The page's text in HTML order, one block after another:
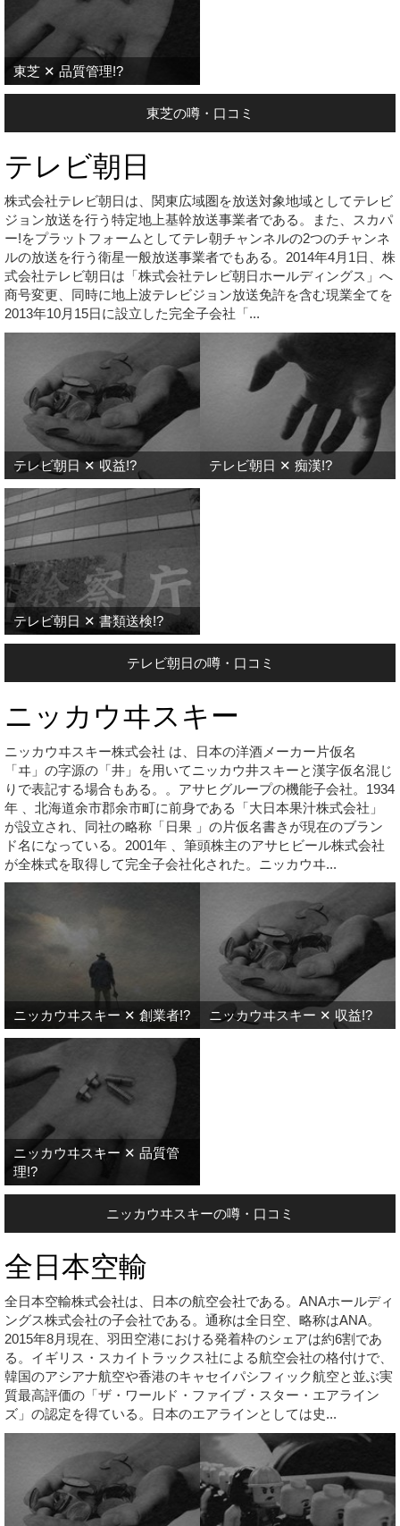
東芝 ✕ 品質管理!?
東芝の噂・口コミ
テレビ朝日
株式会社テレビ朝日は、関東広域圏を放送対象地域としてテレビ
ジョン放送を行う特定地上基幹放送事業者である。また、スカパ
ー!をプラットフォームとしてテレ朝チャンネルの2つのチャンネ
ルの放送を行う衛星一般放送事業者でもある。2014年4月1日、株
式会社テレビ朝日は「株式会社テレビ朝日ホールディングス」へ
商号変更、同時に地上波テレビジョン放送免許を含む現業全てを
2013年10月15日に設立した完全子会社「...
テレビ朝日 ✕ 収益!? テレビ朝日 ✕ 痴漢!?
テレビ朝日 ✕ 書類送検!?
テレビ朝日の噂・口コミ
ニッカウヰスキー
ニッカウヰスキー株式会社 は、日本の洋酒メーカー片仮名
「ヰ」の字源の「井」を用いてニッカウ井スキーと漢字仮名混じ
りで表記する場合もある。。アサヒグループの機能子会社。1934
年 、北海道余市郡余市町に前身である「大日本果汁株式会社」
が設立され、同社の略称「日果 」の片仮名書きが現在のブラン
ド名になっている。2001年 、筆頭株主のアサヒビール株式会社
が全株式を取得して完全子会社化された。ニッカウヰ...
ニッカウヰスキー ✕ 創業者!? ニッカウヰスキー ✕ 収益!?
ニッカウヰスキー ✕ 品質管
理!?
ニッカウヰスキーの噂・口コミ
全日本空輸
全日本空輸株式会社は、日本の航空会社である。ANAホールディ
ングス株式会社の子会社である。通称は全日空、略称はANA。
2015年8月現在、羽田空港における発着枠のシェアは約6割であ
る。イギリス・スカイトラックス社による航空会社の格付けで、
韓国のアシアナ航空や香港のキャセイパシフィック航空と並ぶ実
質最高評価の「ザ・ワールド・ファイブ・スター・エアライン
ズ」の認定を得ている。日本のエアラインとしては史...